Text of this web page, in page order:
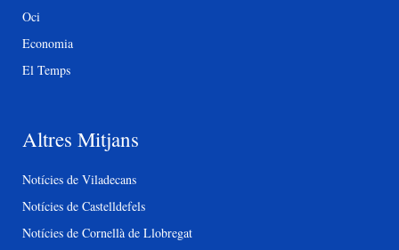
Oci
Economia
El Temps
Altres Mitjans
Notícies de Viladecans
Notícies de Castelldefels
Notícies de Cornellà de Llobregat